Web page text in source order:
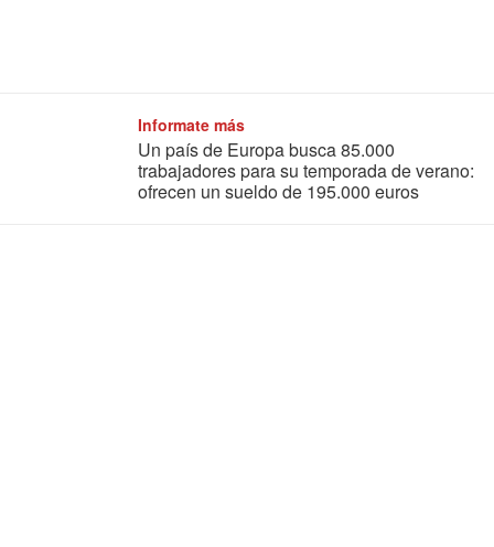
Informate más
Un país de Europa busca 85.000
trabajadores para su temporada de verano:
ofrecen un sueldo de 195.000 euros